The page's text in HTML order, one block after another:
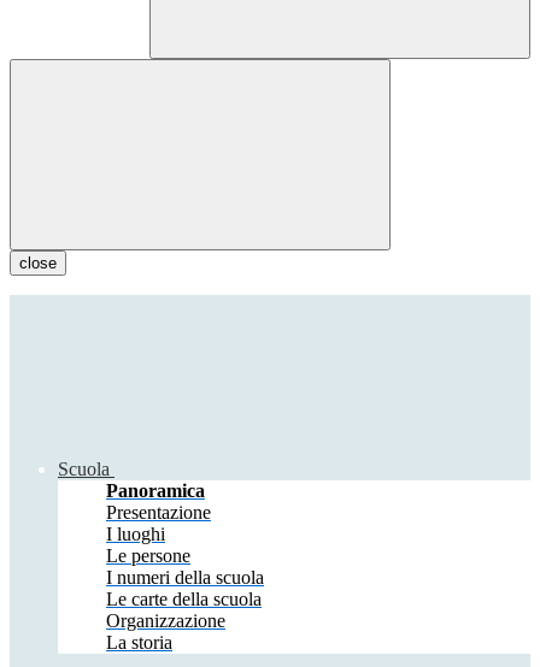
close
Scuola
Panoramica
Presentazione
I luoghi
Le persone
I numeri della scuola
Le carte della scuola
Organizzazione
La storia